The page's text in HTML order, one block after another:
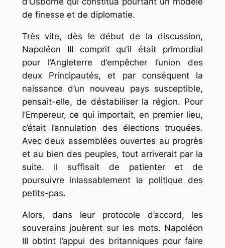
de finesse et de diplomatie.
Très vite, dès le début de la discussion,
Napoléon III comprit qu’il était primordial
pour l’Angleterre d’empêcher l’union des
deux Principautés, et par conséquent la
naissance d’un nouveau pays susceptible,
pensait-elle, de déstabiliser la région. Pour
l’Empereur, ce qui importait, en premier lieu,
c’était l’annulation des élections truquées.
Avec deux assemblées ouvertes au progrès
et au bien des peuples, tout arriverait par la
suite. Il suffisait de patienter et de
poursuivre inlassablement la politique des
petits-pas.
Alors, dans leur protocole d’accord, les
souverains jouèrent sur les mots. Napoléon
III obtint l’appui des britanniques pour faire